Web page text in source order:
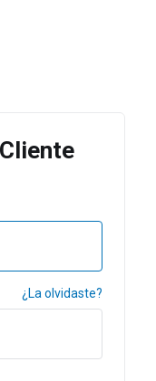
¿La olvidaste?